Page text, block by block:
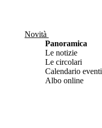
Novità
Panoramica
Le notizie
Le circolari
Calendario eventi
Albo online